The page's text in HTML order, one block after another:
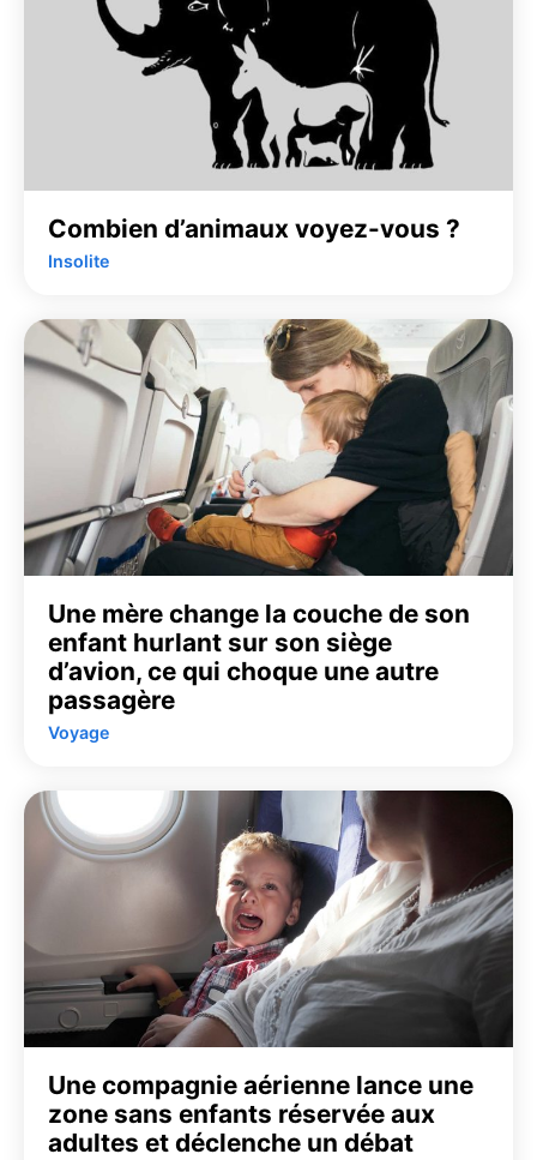
Combien d’animaux voyez-vous ?
Insolite
Une mère change la couche de son
enfant hurlant sur son siège
d’avion, ce qui choque une autre
passagère
Voyage
Une compagnie aérienne lance une
zone sans enfants réservée aux
adultes et déclenche un débat